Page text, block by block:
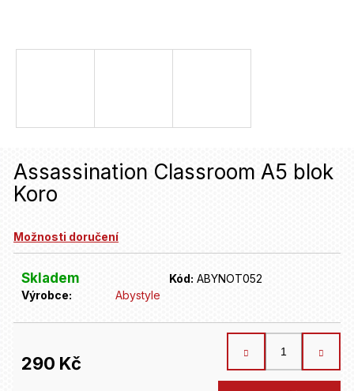
Assassination Classroom A5 blok
Koro
Možnosti doručení
Skladem Kód: ABYNOT052
Výrobce:
Abystyle
290 Kč
t
?
D
o
p
u